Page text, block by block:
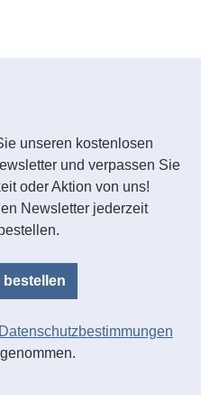
unseren kostenlosen
und verpassen Sie
oder Aktion von uns!
Newsletter jederzeit
bestellen
Datenschutzbestimmungen